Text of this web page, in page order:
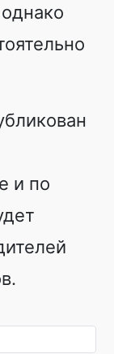
и по